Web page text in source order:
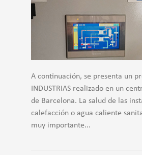
A continuación, se presenta un
INDUSTRIAS realizado en un
de Barcelona. La salud de las
calefacción o agua caliente
muy importante...